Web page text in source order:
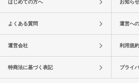
はじめての方へ お知らせ
よくある質問 運営へ
運営会社 利用規約
特商法に基づく表記 プライ